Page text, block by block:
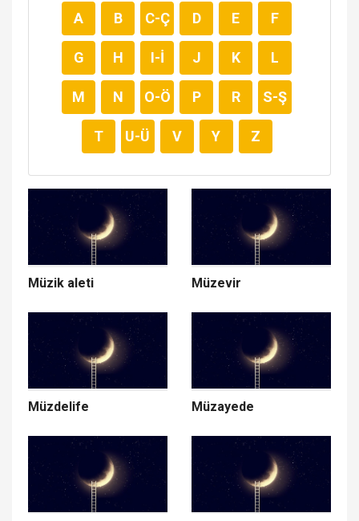
A B C-Ç D E F
G H I-İ J K L
M N O-Ö P R S-Ş
T U-Ü V Y Z
Müzik aleti Müzevir
Müzdelife Müzayede